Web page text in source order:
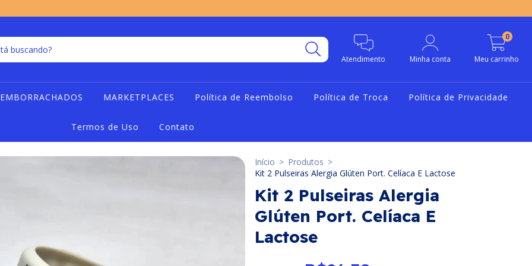
Atendimento Minha conta Meu carrinho
0
MARKETPLACES Política de Reembolso Política de Troca Política de Privacidade
Termos de Uso Contato
Início > Produtos >
Kit 2 Pulseiras Alergia Glúten Port. Celíaca E Lactose
Kit 2 Pulseiras Alergia
Glúten Port. Celíaca E
Lactose